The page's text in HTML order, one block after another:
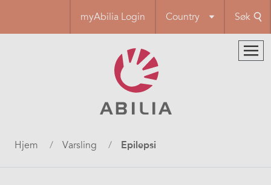
hovedinnhold
myAbilia Login Country Søk
Navigasjonssti
Hjem Varsling Epilepsi